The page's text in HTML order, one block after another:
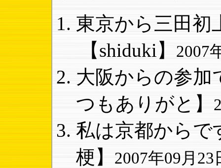
東京から三田初
【shiduki】
2007
大阪からの参加
つもありがと】
私は京都からで
梗】
2007年09月23